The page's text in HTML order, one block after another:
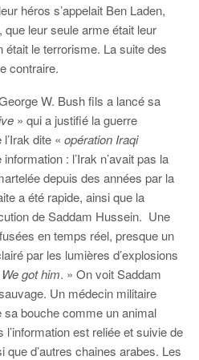
héros s’appelait Ben Laden,
leur seule arme était leur
le terrorisme. La suite des
contraire.
W. Bush fils a lancé sa
» qui a justifié la guerre
dite « opération Iraqi
: l’Irak n’avait pas la
depuis des années par la
a été rapide, ainsi que la
de Saddam Hussein. Une
en temps réel, presque un
par les lumières d’explosions
We got him. » On voit Saddam
Un médecin militaire
bouche comme un animal
est reliée et suivie de
que d’autres chaines arabes. Les